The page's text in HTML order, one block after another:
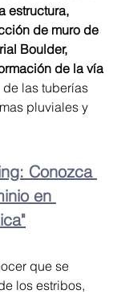
estructura,
de muro de
Boulder,
de la vía
las tuberías
pluviales y
Conozca
en
que se
los estribos,